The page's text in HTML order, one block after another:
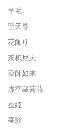
羊毛
聖天尊
花飾り
荼枳尼天
薬師如来
虚空蔵菩薩
蚕姫
蚕影